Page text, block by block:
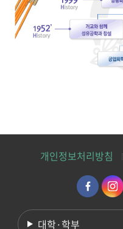
개인정보처리방침
대학·학부